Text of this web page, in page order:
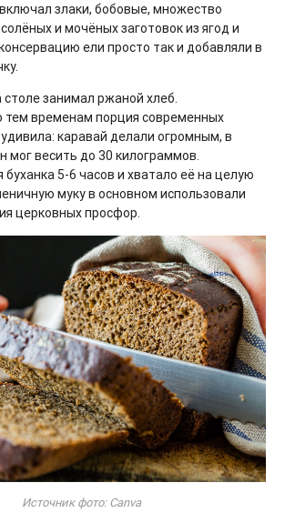
злаки, бобовые, множество
и мочёных заготовок из ягод и
ели просто так и добавляли в
столе занимал ржаной хлеб.
тем временам порция современных
каравай делали огромным, в
мог весить до 30 килограммов.
буханка 5-6 часов и хватало её на целую
муку в основном использовали
церковных просфор.
Источник фото: Canva